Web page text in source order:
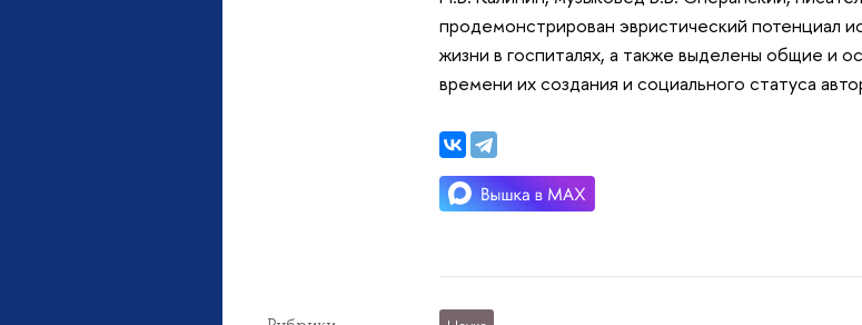
продемонстрирован эвристический потенциал
жизни в госпиталях, а также выделены общие и
времени их создания и социального статуса